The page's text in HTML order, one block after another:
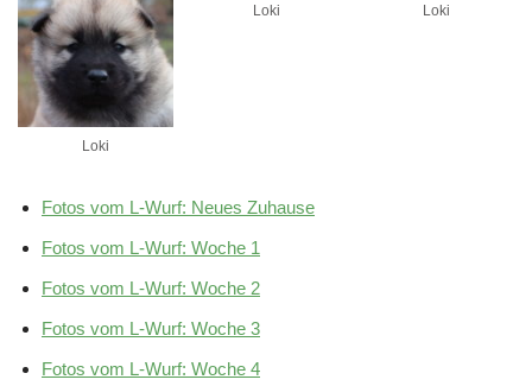
Loki
Loki Loki
Fotos vom L-Wurf: Neues Zuhause
Fotos vom L-Wurf: Woche 1
Fotos vom L-Wurf: Woche 2
Fotos vom L-Wurf: Woche 3
Fotos vom L-Wurf: Woche 4